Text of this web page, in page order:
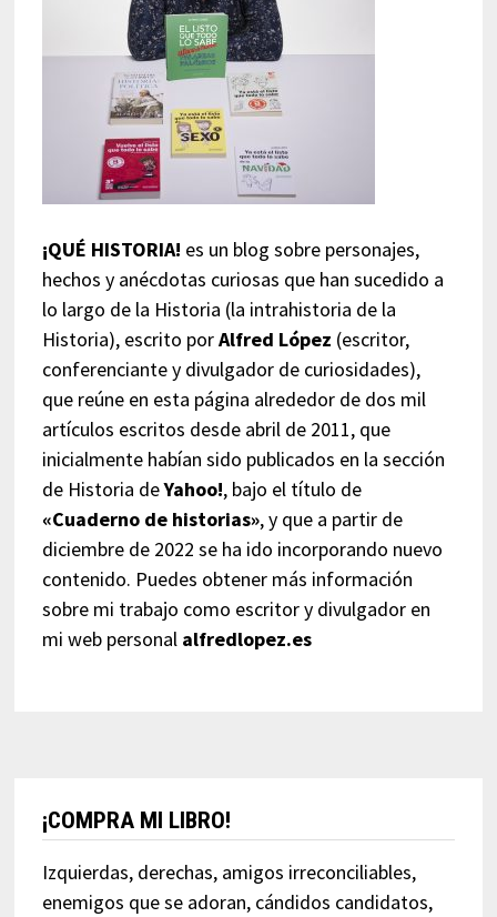
¡QUÉ HISTORIA! es un blog sobre personajes,
hechos y anécdotas curiosas que han sucedido a
lo largo de la Historia (la intrahistoria de la
Historia), escrito porAlfred López (escritor,
conferenciante y divulgador de curiosidades),
que reúne en esta página alrededor de dos mil
artículos escritos desde abril de 2011, que
inicialmente habían sido publicados en la sección
de Historia deYahoo!, bajo el título de
«Cuaderno de historias», y que a partir de
diciembre de 2022 se ha ido incorporando nuevo
contenido. Puedes obtener más información
sobre mi trabajo como escritor y divulgador en
mi web personal alfredlopez.es
¡COMPRA MI LIBRO!
Izquierdas, derechas, amigos irreconciliables,
enemigos que se adoran, cándidos candidatos,